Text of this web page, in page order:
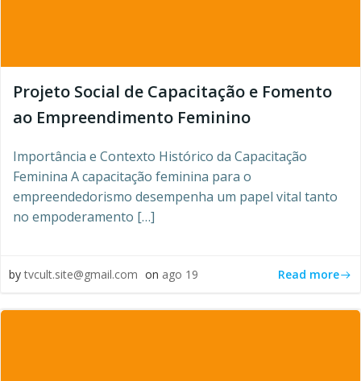
Projeto Social de Capacitação e Fomento
ao Empreendimento Feminino
Importância e Contexto Histórico da Capacitação
Feminina A capacitação feminina para o
empreendedorismo desempenha um papel vital tanto
no empoderamento […]
by tvcult.site@gmail.com on ago 19 Read more